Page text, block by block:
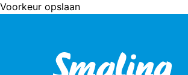
Voorkeur opslaan